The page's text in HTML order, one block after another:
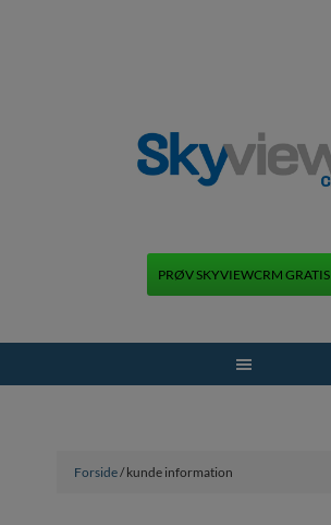
PRØV SKYVIEWCRM GRATIS
Forside/ kunde information